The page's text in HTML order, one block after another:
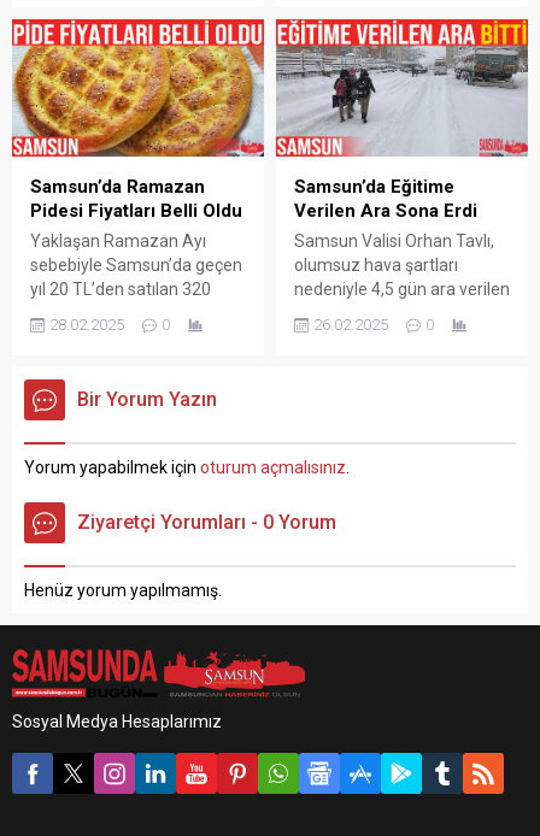
bildirildi. Samsun‘un Canik
ilçesi 200 Evler mevkisi
çevre yolu üzerinde saat
09.00 sıralarında meydana
gelen kazada edinilen
bilgiye göre, 2 araç
yağmurdan dolayı kayarak
bariyere çarptı. Yağmurdan
dolayı kayan ve bariyerlere
çarpan araçlara ile o...
daha sonra evini yakarak
intihara kalkıştı. Olay,
Samsun’un İlkadım ilçesine
bağlı Saitbey Mahallesi’nde
sabah saatlerinde meydana
geldi. Edinilen bilgiye göre,
Kemal F., taksicilerin
kendisini darp edip parasını
gasp ettiğini iddia ederek
112 Acil Çağrı...
Samsun’da Ramazan
Pidesi Fiyatları Belli Oldu
Yaklaşan Ramazan Ayı
sebebiyle Samsun’da geçen
yıl 20 TL’den satılan 320
gram sade Ramazan pidesi,
bu yıl 25 TL’den satışa
vazgeçilmezi pidenin fiyatı
Samsun’da da belli oldu.
Sanatkarları Odaları Birliği
(SESOB) Başkanı Hacı Eyüb
Güler, geçen yıl 20 TL’den
satılan 320 gram sade
28.02.2025 0
Samsun’da Eğitime
Verilen Ara Sona Erdi
Samsun Valisi Orhan Tavlı,
olumsuz hava şartları
nedeniyle 4,5 gün ara verilen
eğitimin yarından itibaren
devam edeceğini açıkladı.
süredir hasretini çektiğimiz
etkisinde geçen bir haftayı
verilerine...
26.02.2025 0
Bir Yorum Yazın
Yorum yapabilmek için oturum açmalısınız.
Ziyaretçi Yorumları - 0 Yorum
Henüz yorum yapılmamış.
Sosyal Medya Hesaplarımız